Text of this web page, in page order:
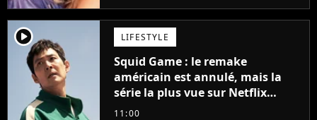
player2 LIFESTYLE
Squid Game : le remake
américain est annulé, mais la
série la plus vue sur Netflix
pourrait avoir une version
11:00